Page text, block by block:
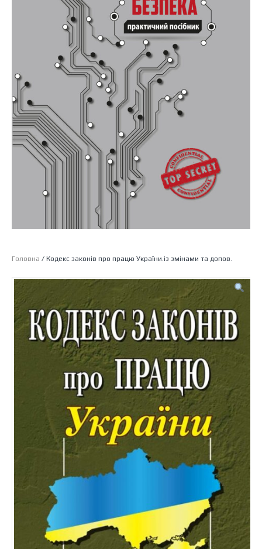
Головна / Кодекс законів про працю України.із змінами та допов.